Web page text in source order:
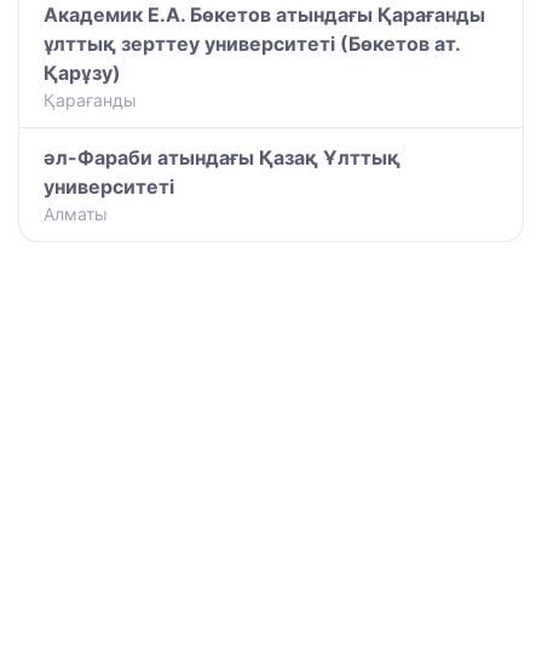
Академик Е.А. Бөкетов атындағы Қарағанды
ұлттық зерттеу университеті (Бөкетов ат.
Қарұзу)
Қарағанды
әл-Фараби атындағы Қазақ Ұлттық
университеті
Алматы